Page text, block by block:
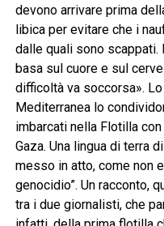
devono arrivare prima
libica per evitare che i
dalle quali sono
basa sul cuore e sul
difficoltà va soccorsa».
Mediterranea lo
imbarcati nella Flotilla con
Gaza. Una lingua di terra
messo in atto, come non
genocidio”. Un racconto,
tra i due giornalisti, che